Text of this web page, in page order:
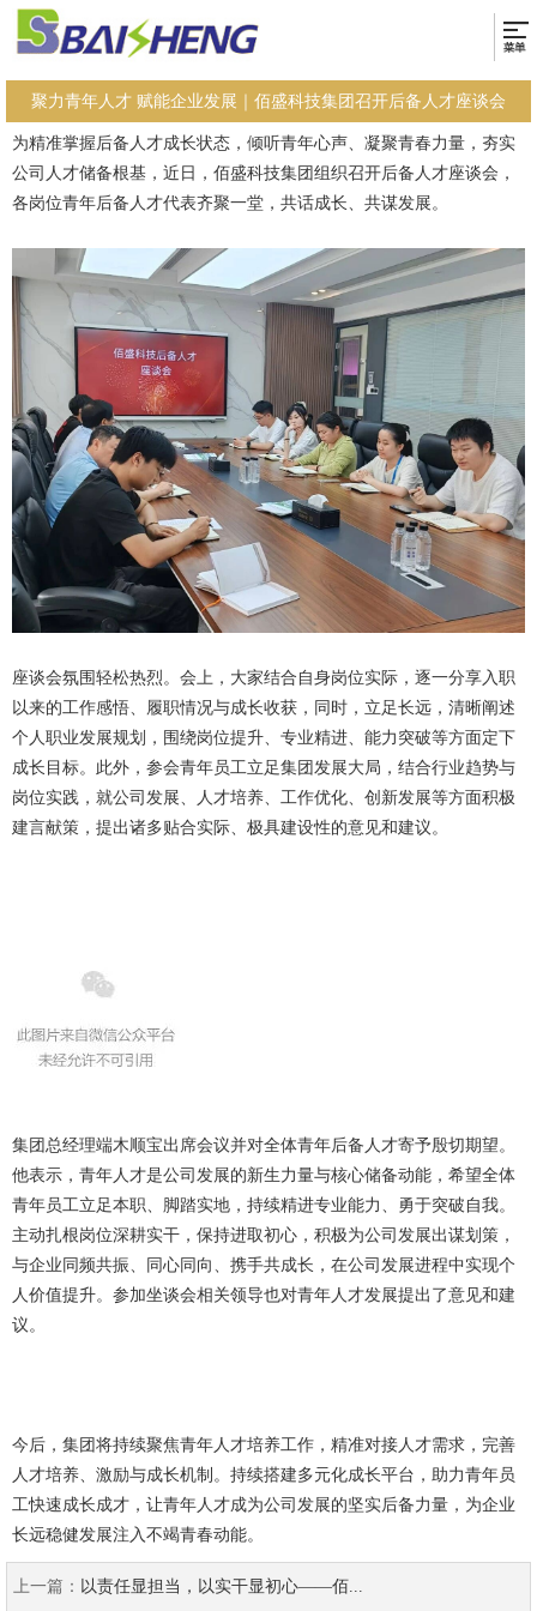
聚力青年人才 赋能企业发展｜佰盛科技集团召开后备人才座谈会
为精准掌握后备人才成长状态，倾听青年心声、凝聚青春力量，夯实
公司人才储备根基，近日，佰盛科技集团组织召开后备人才座谈会，
各岗位青年后备人才代表齐聚一堂，共话成长、共谋发展。
座谈会氛围轻松热烈。会上，大家结合自身岗位实际，逐一分享入职
以来的工作感悟、履职情况与成长收获，同时，立足长远，清晰阐述
个人职业发展规划，围绕岗位提升、专业精进、能力突破等方面定下
成长目标。此外，参会青年员工立足集团发展大局，结合行业趋势与
岗位实践，就公司发展、人才培养、工作优化、创新发展等方面积极
建言献策，提出诸多贴合实际、极具建设性的意见和建议。
集团总经理端木顺宝出席会议并对全体青年后备人才寄予殷切期望。
他表示，青年人才是公司发展的新生力量与核心储备动能，希望全体
青年员工立足本职、脚踏实地，持续精进专业能力、勇于突破自我。
主动扎根岗位深耕实干，保持进取初心，积极为公司发展出谋划策，
与企业同频共振、同心同向、携手共成长，在公司发展进程中实现个
人价值提升。参加坐谈会相关领导也对青年人才发展提出了意见和建
议。
今后，集团将持续聚焦青年人才培养工作，精准对接人才需求，完善
人才培养、激励与成长机制。持续搭建多元化成长平台，助力青年员
工快速成长成才，让青年人才成为公司发展的坚实后备力量，为企业
长远稳健发展注入不竭青春动能。
上一篇： 以责任显担当，以实干显初心——佰...